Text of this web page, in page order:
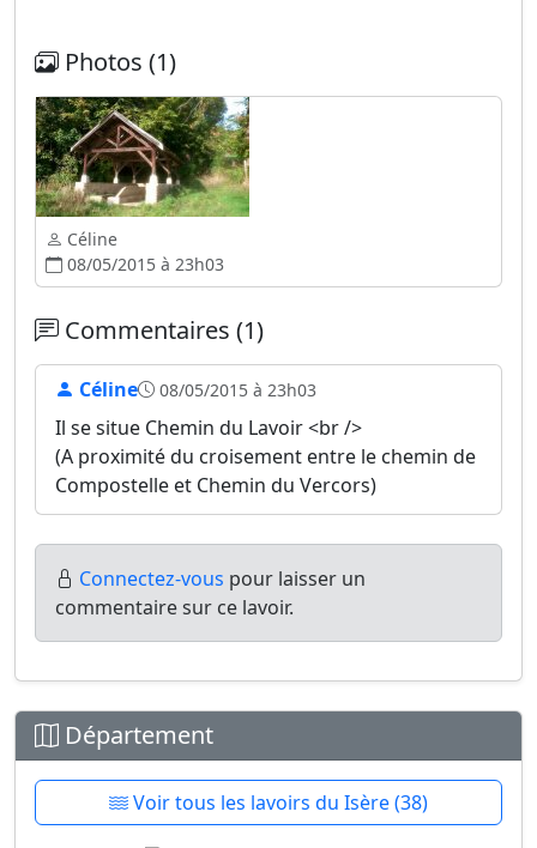
Photos (1)
Céline
08/05/2015 à 23h03
Commentaires (1)
Céline 08/05/2015 à 23h03
Il se situe Chemin du Lavoir <br />
(A proximité du croisement entre le chemin de
Compostelle et Chemin du Vercors)
Connectez-vous pour laisser un
commentaire sur ce lavoir.
Département
Voir tous les lavoirs du Isère (38)